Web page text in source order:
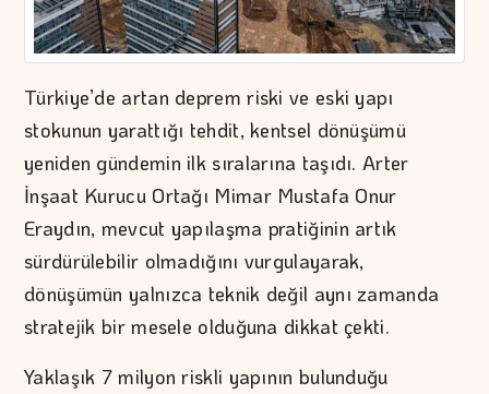
Türkiye’de artan deprem riski ve eski yapı
stokunun yarattığı tehdit, kentsel dönüşümü
yeniden gündemin ilk sıralarına taşıdı. Arter
İnşaat Kurucu Ortağı Mimar Mustafa Onur
Eraydın, mevcut yapılaşma pratiğinin artık
sürdürülebilir olmadığını vurgulayarak,
dönüşümün yalnızca teknik değil aynı zamanda
stratejik bir mesele olduğuna dikkat çekti.
Yaklaşık 7 milyon riskli yapının bulunduğu